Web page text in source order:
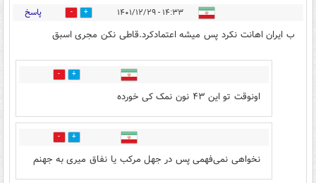
۱۴:۳۳ - ۱۴۰۱/۱۲/۲۹ 8 پاسخ
ب ایران اهانت نکرد پس میشه اعتمادکرد.قاطی نکن مجری اسبق
8
اونوقت تو این ۴۳ نون نمک کی خورده
1
نخواهی نمی‌فهمی پس در جهل مرکب یا نفاق میری به جهنم